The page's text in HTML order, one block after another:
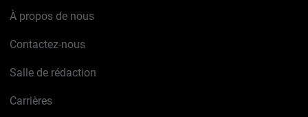
À propos de nous
Contactez-nous
Salle de rédaction
Carrières